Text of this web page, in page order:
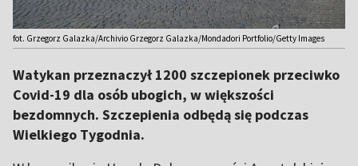
fot. Grzegorz Galazka/Archivio Grzegorz Galazka/Mondadori Portfolio/Getty Images
Watykan przeznaczył 1200 szczepionek przeciwko
Covid-19 dla osób ubogich, w większości
bezdomnych. Szczepienia odbędą się podczas
Wielkiego Tygodnia.